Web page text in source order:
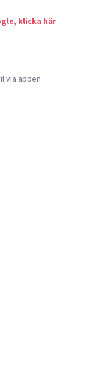
klicka här
via appen